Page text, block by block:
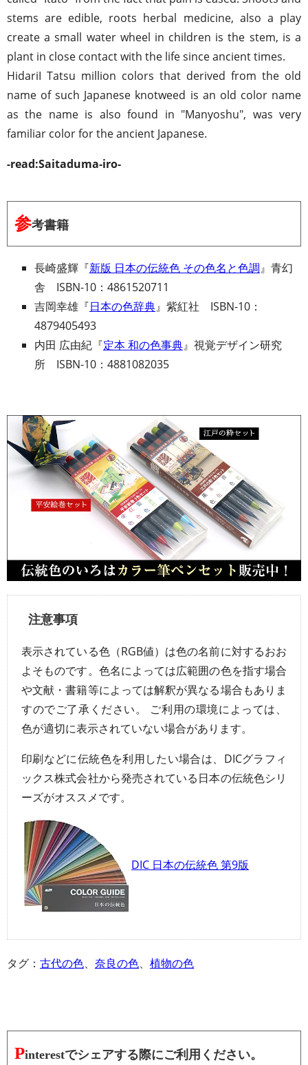
stems are edible, roots herbal medicine, also a play
create a small water wheel in children is the stem, is a
plant in close contact with the life since ancient times.
HidariI Tatsu million colors that derived from the old
name of such Japanese knotweed is an old color name
as the name is also found in "Manyoshu", was very
familiar color for the ancient Japanese.
-read:Saitaduma-iro-
参考書籍
長崎盛輝『新版 日本の伝統色 その色名と色調』青幻
舎 ISBN-10：4861520711
吉岡幸雄『日本の色辞典』紫紅社 ISBN-10：
4879405493
内田 広由紀『定本 和の色事典』視覚デザイン研究
所 ISBN-10：4881082035
注意事項
表示されている色（RGB値）は色の名前に対するおお
よそものです。色名によっては広範囲の色を指す場合
や文献・書籍等によっては解釈が異なる場合もありま
すのでご了承ください。 ご利用の環境によっては、
色が適切に表示されていない場合があります。
印刷などに伝統色を利用したい場合は、DICグラフィ
ックス株式会社から発売されている日本の伝統色シリ
ーズがオススメです。
DIC 日本の伝統色 第9版
タグ： 古代の色、 奈良の色、 植物の色
Pinterestでシェアする際にご利用ください。